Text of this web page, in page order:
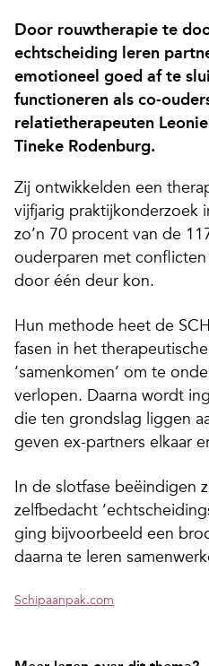
Door rouwtherapie te
echtscheiding leren
emotioneel goed af te
functioneren als co-
relatietherapeuten
Tineke Rodenburg.
Zij ontwikkelden een
vijfjarig praktijkonderzoek
zo’n 70 procent van de
ouderparen met
door één deur kon.
Hun methode heet de
fasen in het therapeutische
‘samenkomen’ om te
verlopen. Daarna wordt
die ten grondslag liggen
geven ex-partners elkaar
In de slotfase beëindigen
zelfbedacht
ging bijvoorbeeld een
daarna te leren
Schipaanpak.com